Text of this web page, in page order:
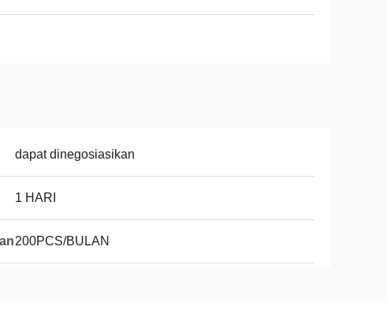
dapat dinegosiasikan
1 HARI
200PCS/BULAN